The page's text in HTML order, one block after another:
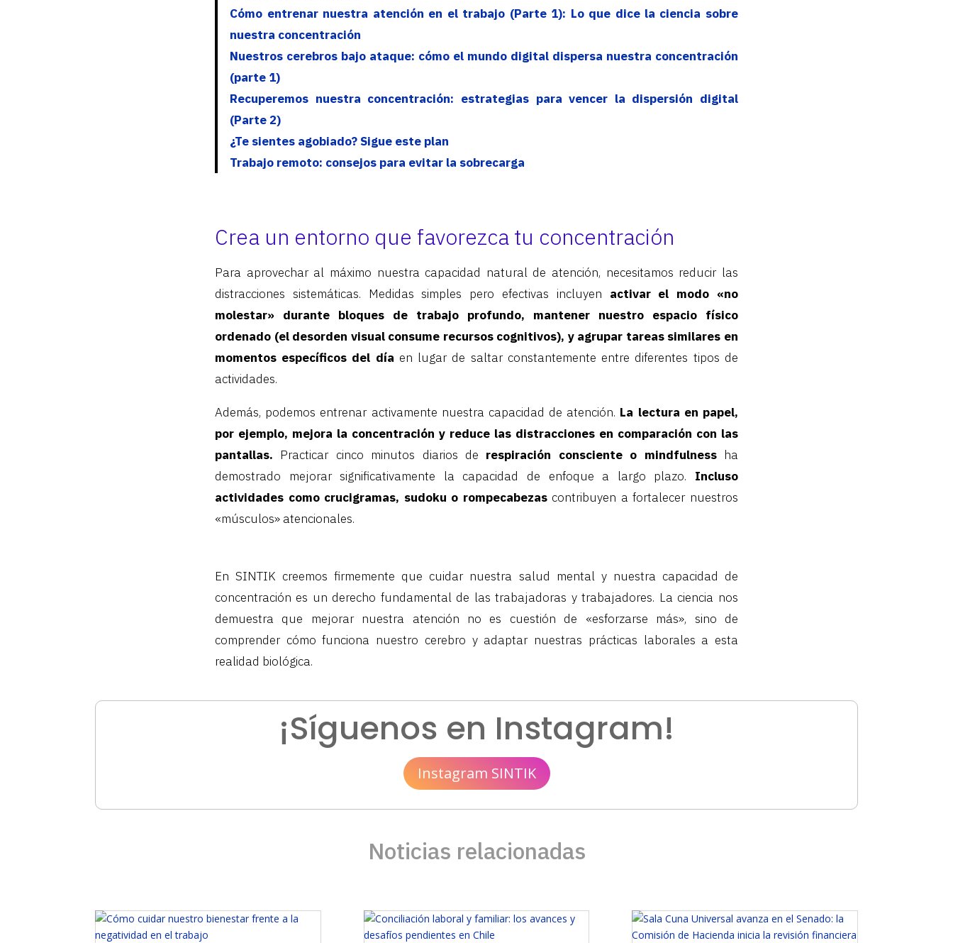
Cómo entrenar nuestra atención en el trabajo (Parte 1): Lo que dice la ciencia sobre
nuestra concentración
Nuestros cerebros bajo ataque: cómo el mundo digital dispersa nuestra concentración
(parte 1)
Recuperemos nuestra concentración: estrategias para vencer la dispersión digital
(Parte 2)
¿Te sientes agobiado? Sigue este plan
Trabajo remoto: consejos para evitar la sobrecarga
Crea un entorno que favorezca tu concentración
Para aprovechar al máximo nuestra capacidad natural de atención, necesitamos reducir las
distracciones sistemáticas. Medidas simples pero efectivas incluyen activar el modo «no
molestar» durante bloques de trabajo profundo, mantener nuestro espacio físico
ordenado (el desorden visual consume recursos cognitivos), y agrupar tareas similares en
momentos específicos del día en lugar de saltar constantemente entre diferentes tipos de
actividades.
Además, podemos entrenar activamente nuestra capacidad de atención. La lectura en papel,
por ejemplo, mejora la concentración y reduce las distracciones en comparación con las
pantallas. Practicar cinco minutos diarios de respiración consciente o mindfulnessha
demostrado mejorar significativamente la capacidad de enfoque a largo plazo. Incluso
actividades como crucigramas, sudoku o rompecabezascontribuyen a fortalecer nuestros
«músculos» atencionales.
En SINTIK creemos firmemente que cuidar nuestra salud mental y nuestra capacidad de
concentración es un derecho fundamental de las trabajadoras y trabajadores. La ciencia nos
demuestra que mejorar nuestra atención no es cuestión de «esforzarse más», sino de
comprender cómo funciona nuestro cerebro y adaptar nuestras prácticas laborales a esta
realidad biológica.
¡Síguenos en Instagram!
Instagram SINTIK
Noticias relacionadas